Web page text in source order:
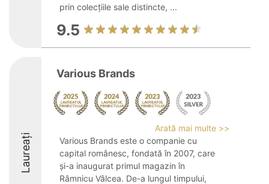
prin colecțiile sale distincte, ...
9.5
Laureați
Various Brands
Arată mai multe >>
Various Brands este o companie cu
capital românesc, fondată în 2007, care
și-a inaugurat primul magazin în
Râmnicu Vâlcea. De-a lungul timpului,